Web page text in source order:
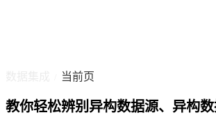
当前页
教你轻松辨别异构数据源、异构